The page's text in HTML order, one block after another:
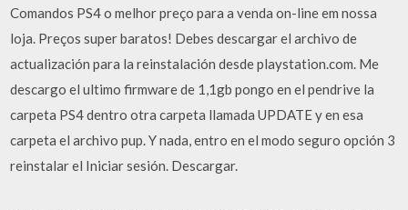
Comandos PS4 o melhor preço para a venda on-line em nossa
loja. Preços super baratos! Debes descargar el archivo de
actualización para la reinstalación desde playstation.com. Me
descargo el ultimo firmware de 1,1gb pongo en el pendrive la
carpeta PS4 dentro otra carpeta llamada UPDATE y en esa
carpeta el archivo pup. Y nada, entro en el modo seguro opción 3
reinstalar el Iniciar sesión. Descargar.